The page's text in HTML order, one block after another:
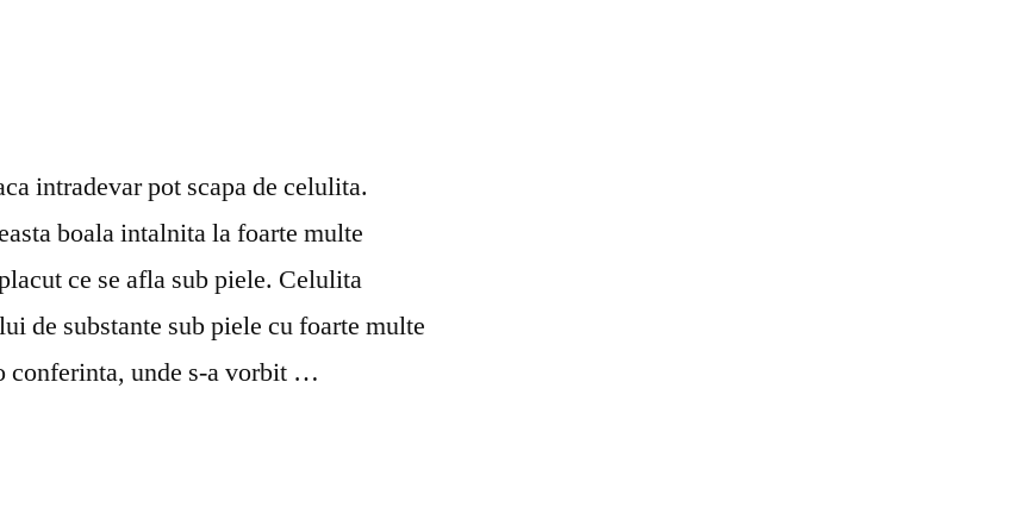
intradevar pot scapa de celulita.
boala intalnita la foarte multe
ce se afla sub piele. Celulita
de substante sub piele cu foarte multe
conferinta, unde s-a vorbit …